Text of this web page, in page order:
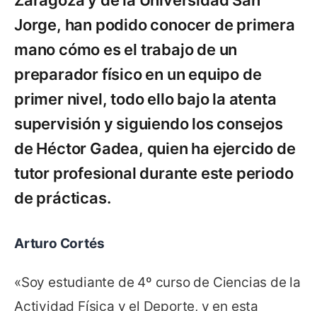
Jorge, han podido conocer de primera
mano cómo es el trabajo de un
preparador físico en un equipo de
primer nivel, todo ello bajo la atenta
supervisión y siguiendo los consejos
de Héctor Gadea, quien ha ejercido de
tutor profesional durante este periodo
de prácticas.
Arturo Cortés
«Soy estudiante de 4º curso de Ciencias de la
Actividad Física y el Deporte, y en esta